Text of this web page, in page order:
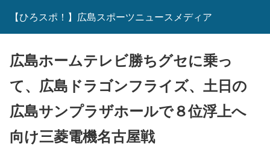
【ひろスポ！】広島スポーツニュースメディア
広島ホームテレビ勝ちグセに乗っ
て、広島ドラゴンフライズ、土日の
広島サンプラザホールで８位浮上へ
向け三菱電機名古屋戦